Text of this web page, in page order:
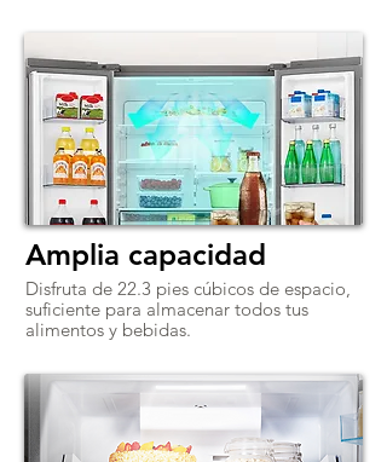
Amplia capacidad
Disfruta de 22.3 pies cúbicos de espacio,
suficiente para almacenar todos tus
alimentos y bebidas.